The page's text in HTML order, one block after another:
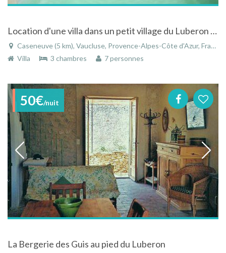
Location d'une villa dans un petit village du Luberon en Provence
Caseneuve (5 km), Vaucluse, Provence-Alpes-Côte d'Azur, France
Villa
3 chambres 7 personnes
50€/nuit
La Bergerie des Guis au pied du Luberon